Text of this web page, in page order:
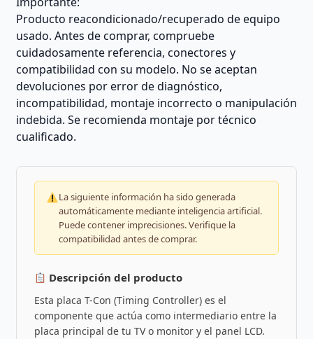
Producto reacondicionado/recuperado de equipo
usado. Antes de comprar, compruebe
cuidadosamente referencia, conectores y
compatibilidad con su modelo. No se aceptan
devoluciones por error de diagnóstico,
incompatibilidad, montaje incorrecto o manipulación
indebida. Se recomienda montaje por técnico
cualificado.
La siguiente información ha sido generada
automáticamente mediante inteligencia artificial.
Puede contener imprecisiones. Verifique la
compatibilidad antes de comprar.
Descripción del producto
Esta placa T-Con (Timing Controller) es el
componente que actúa como intermediario entre la
placa principal de tu TV o monitor y el panel LCD.